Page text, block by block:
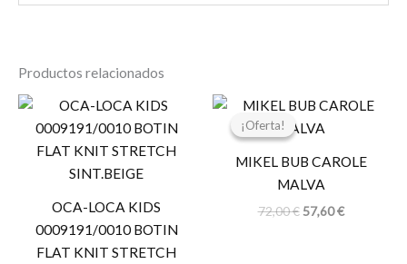
Productos relacionados
OCA-LOCA KIDS
0009191/0010 BOTIN
FLAT KNIT STRETCH
¡Oferta!
¡Oferta!
MIKEL BUB CAROLE
MALVA
72,00€
El
original
72,00 €.
57,60€
El
57,60 €.